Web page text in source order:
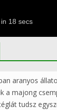
aranyos
a majong
tudsz